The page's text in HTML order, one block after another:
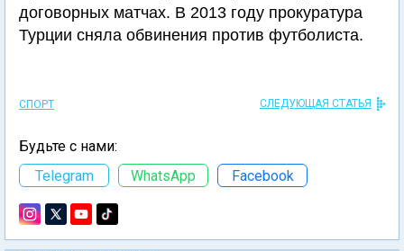
договорных матчах. В 2013 году прокуратура
Турции сняла обвинения против футболиста.
СПОРТ СЛЕДУЮЩАЯ СТАТЬЯ
Будьте с нами:
Telegram
WhatsApp Facebook